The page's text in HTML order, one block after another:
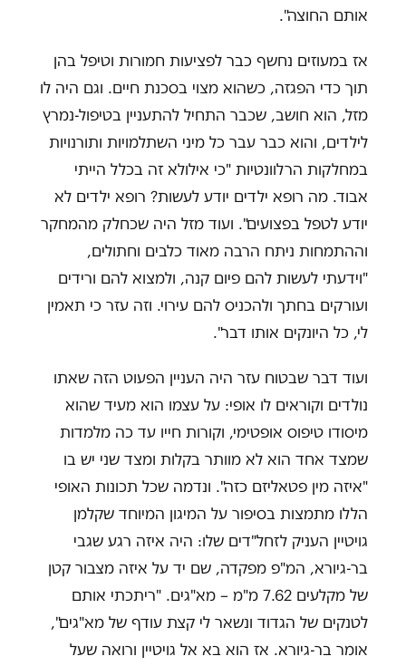
אותם החוצה".
אז במעוזים נחשף כבר לפציעות חמורות וטיפל בהן
תוך כדי הפגזה, כשהוא מצוי בסכנת חיים. וגם היה לו
מזל, הוא חושב, שכבר התחיל להתעניין בטיפול-נמרץ
לילדים, והוא כבר עבר כל מיני השתלמויות ותורנויות
במחלקות הרלוונטיות "כי אילולא זה בכלל הייתי
אבוד. מה רופא ילדים יודע לעשות? רופא ילדים לא
יודע לטפל בפצועים". ועוד מזל היה שכחלק מהמחקר
וההתמחות ניתח הרבה מאוד כלבים וחתולים,
"וידעתי לעשות להם פיום קנה, ולמצוא להם ורידים
ועורקים בחתך ולהכניס להם עירוי. וזה עזר כי תאמין
לי, כל היונקים אותו דבר".
ועוד דבר שבטוח עזר היה העניין הפעוט הזה שאתו
נולדים וקוראים לו אופי: על עצמו הוא מעיד שהוא
מיסודו טיפוס אופטימי, וקורות חייו עד כה מלמדות
שמצד אחד הוא לא מוותר בקלות ומצד שני יש בו
"איזה מין פטאליזם כזה". ונדמה שכל תכונות האופי
הללו מתמצות בסיפור על המיגון המיוחד שקלמן
גויטיין העניק לזחל"דים שלו: היה איזה רגע שגבי
בר-גיורא, המ"פ מפקדה, שם יד על איזה מצבור קטן
של מקלעים 7.62 מ"מ – מא"גים. "ריתכתי אותם
לטנקים של הגדוד ונשאר לי קצת עודף של מא"גים",
אומר בר-גיורא. אז הוא בא אל גויטיין ורואה שעל